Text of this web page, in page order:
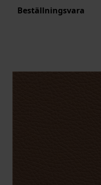
Beställningsvara